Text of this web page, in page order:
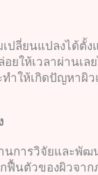
ปลี่ยนแปลงได้ตั้
ให้เวลาผ่านเ
ำให้เกิดปัญหา
นการวิจัยและ
นตัวของผิวจา